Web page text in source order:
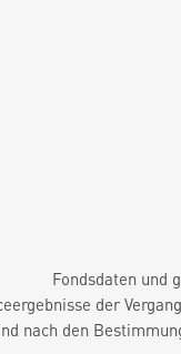
Fondsdaten und
der
nach den